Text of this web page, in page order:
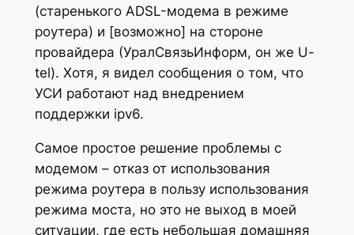
(старенького ADSL-модема в режиме
роутера) и [возможно] на стороне
провайдера (УралСвязьИнформ, он же U-
tel). Хотя, я видел сообщения о том, что
УСИ работают над внедрением
поддержки ipv6.
Самое простое решение проблемы с
модемом – отказ от использования
режима роутера в пользу использования
режима моста, но это не выход в моей
ситуации, где есть небольшая домашняя